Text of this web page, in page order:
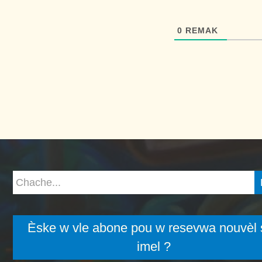
0 REMAK
Èske w vle abone pou w resevwa nouvèl
imel ?